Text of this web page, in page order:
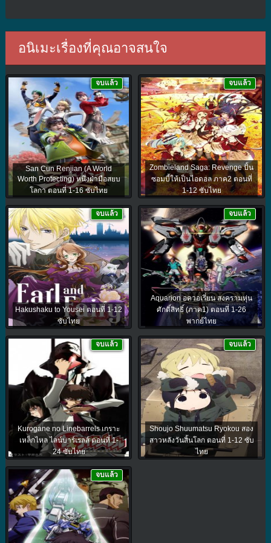
อนิเมะเรื่องที่คุณอาจสนใจ
San Cun Renjian (A World
Worth Protecting) หนึ่งฝ่ามือสยบ
โลกา ตอนที่ 1-16 ซับไทย
จบแล้ว
Zombieland Saga: Revenge ปั้น
ซอมบี้ให้เป็นไอดอล ภาค2 ตอนที่
1-12 ซับไทย
จบแล้ว
Hakushaku to Yousei ตอนที่ 1-12
ซับไทย
จบแล้ว
Aquarion อควอเรี่ยน สงครามหุ่น
ศักดิ์สิทธิ์ (ภาค1) ตอนที่ 1-26
พากย์ไทย
จบแล้ว
Kurogane no Linebarrels เกราะ
เหล็กไหล ไลน์บาร์เรลส์ ตอนที่ 1-
24 ซับไทย
จบแล้ว
Shoujo Shuumatsu Ryokou สอง
สาวหลังวันสิ้นโลก ตอนที่ 1-12 ซับ
ไทย
จบแล้ว
จบแล้ว